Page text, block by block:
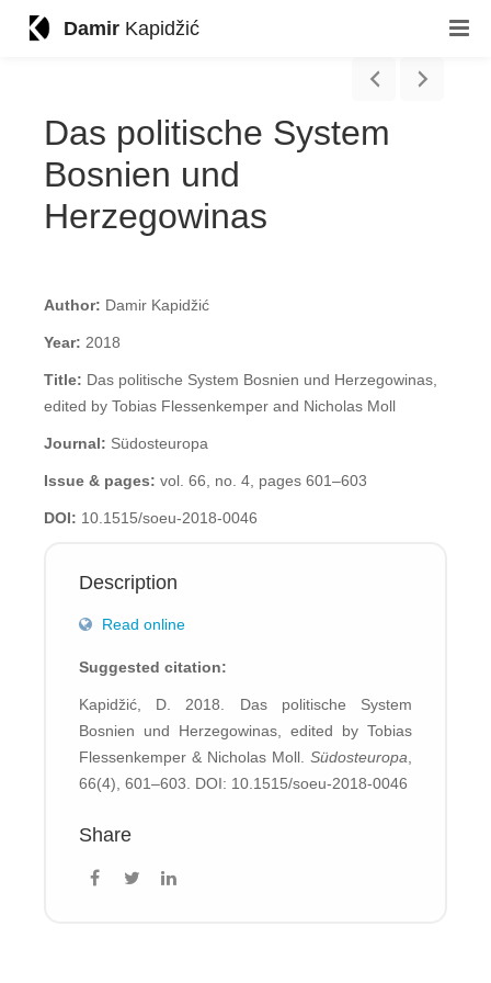
DamirKapidžić
Das politische System
Bosnien und
Herzegowinas
Author: Damir Kapidžić
Year: 2018
Title: Das politische System Bosnien und Herzegowinas,
edited by Tobias Flessenkemper and Nicholas Moll
Journal: Südosteuropa
Issue & pages: vol. 66, no. 4, pages 601–603
DOI: 10.1515/soeu-2018-0046
Description
Read online
Suggested citation:
Kapidžić, D. 2018. Das politische System
Bosnien und Herzegowinas, edited by Tobias
Flessenkemper & Nicholas Moll. Südosteuropa
66(4), 601–603. DOI: 10.1515/soeu-2018-0046
Share